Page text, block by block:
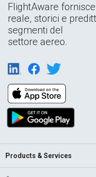
FlightAware
reale, storici e
segmenti del
settore aereo.
Products & Services